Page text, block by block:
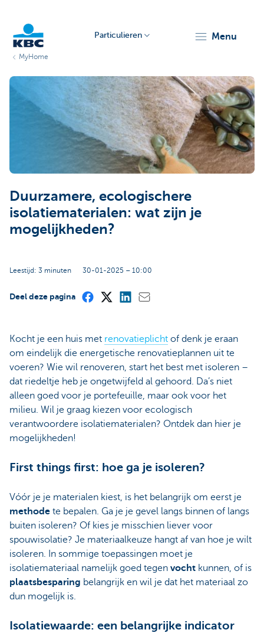
Particulieren menu
MyHome
Duurzamere, ecologischere
isolatiematerialen: wat zijn je
mogelijkheden?
Leestijd: 3 minuten 30-01-2025 – 10:00
Deel deze pagina
Kocht je een huis met renovatieplicht of denk je eraan
om eindelijk die energetische renovatieplannen uit te
voeren? Wie wil renoveren, start het best met isoleren –
dat riedeltje heb je ongetwijfeld al gehoord. Da’s niet
alleen goed voor je portefeuille, maar ook voor het
milieu. Wil je graag kiezen voor ecologisch
verantwoordere isolatiematerialen? Ontdek dan hier je
mogelijkheden!
First things first: hoe ga je isoleren?
Vóór je je materialen kiest, is het belangrijk om eerst je
methode te bepalen. Ga je je gevel langs binnen of langs
buiten isoleren? Of kies je misschien liever voor
spouwisolatie? Je materiaalkeuze hangt af van hoe je wilt
isoleren. In sommige toepassingen moet je
isolatiemateriaal namelijk goed tegen vocht kunnen, of is
plaatsbesparing belangrijk en wil je dat het materiaal zo
dun mogelijk is.
Isolatiewaarde: een belangrijke indicator